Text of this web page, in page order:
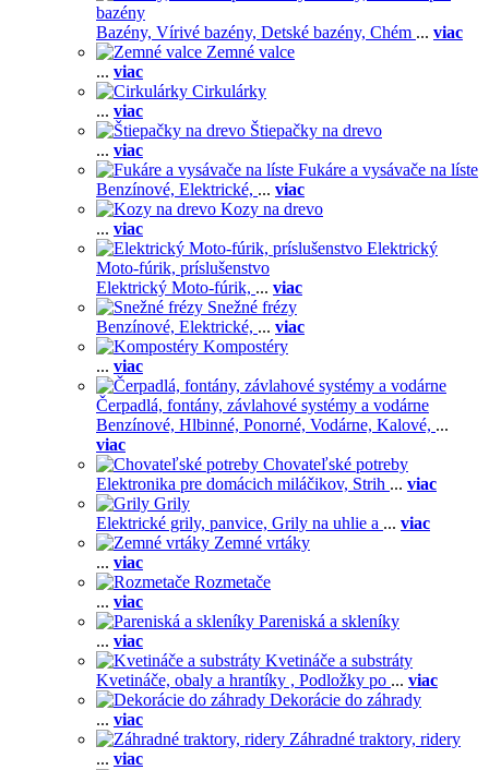
bazény
Bazény, Vírivé bazény, Detské bazény, Chém ... viac
Zemné valce
... viac
Cirkulárky
... viac
Štiepačky na drevo
... viac
Fukáre a vysávače na líste
Benzínové, Elektrické, ... viac
Kozy na drevo
... viac
Elektrický
Moto-fúrik, príslušenstvo
Elektrický Moto-fúrik, ... viac
Snežné frézy
Benzínové, Elektrické, ... viac
Kompostéry
... viac
Čerpadlá, fontány, závlahové systémy a vodárne
Benzínové, Hlbinné, Ponorné, Vodárne, Kalové, ...
viac
Chovateľské potreby
Elektronika pre domácich miláčikov, Strih ... viac
Grily
Elektrické grily, panvice, Grily na uhlie a ... viac
Zemné vrtáky
... viac
Rozmetače
... viac
Pareniská a skleníky
... viac
Kvetináče a substráty
Kvetináče, obaly a hrantíky , Podložky po ... viac
Dekorácie do záhrady
... viac
Záhradné traktory, ridery
... viac